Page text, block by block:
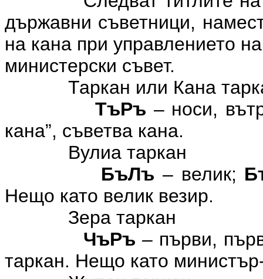
държавни съветници,
на кана при управлението
министерски съвет.
Таркан или Кана
ТъРъ – носи,
кана”, съветва кана.
Вулиа таркан
БъЛъ – велик;
Нещо като велик везир.
Зера таркан
ЧъРъ– първи,
таркан. Нещо като